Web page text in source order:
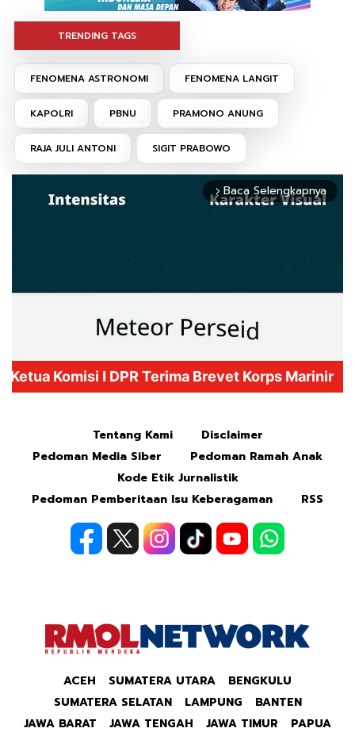
TRENDING TAGS
FENOMENA ASTRONOMI FENOMENA LANGIT
KAPOLRI PBNU PRAMONO ANUNG
RAJA JULI ANTONI SIGIT PRABOWO
arrow_forward_ios Baca Selengkapnya
Tentang Kami
Disclaimer
Pedoman Media Siber
Pedoman Ramah Anak
Kode Etik Jurnalistik
Pedoman Pemberitaan Isu Keberagaman
RSS
ACEH SUMATERA UTARA
BENGKULU
SUMATERA SELATAN
LAMPUNG
BANTEN
JAWA BARAT
JAWA TENGAH JAWA TIMUR PAPUA